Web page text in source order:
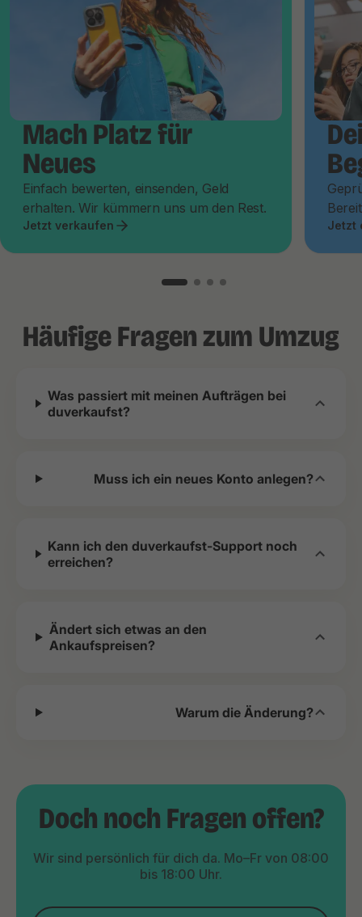
Mach Platz für
Neues
Einfach bewerten, einsenden, Geld
erhalten. Wir kümmern uns um den Rest.
Jetzt verkaufen Jetzt
Häufige Fragen zum Umzug
Was passiert mit meinen Aufträgen bei
duverkaufst?
Muss ich ein neues Konto anlegen?
Kann ich den duverkaufst-Support noch
erreichen?
Ändert sich etwas an den
Ankaufspreisen?
Warum die Änderung?
Doch noch Fragen offen?
Wir sind persönlich für dich da. Mo–Fr von 08:00
bis 18:00 Uhr.